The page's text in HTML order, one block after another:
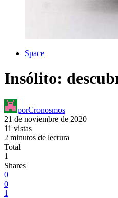
Space
Insólito:
porCronosmos
21 de noviembre de 2020
11 vistas
2 minutos de lectura
Total
1
Shares
0
0
1